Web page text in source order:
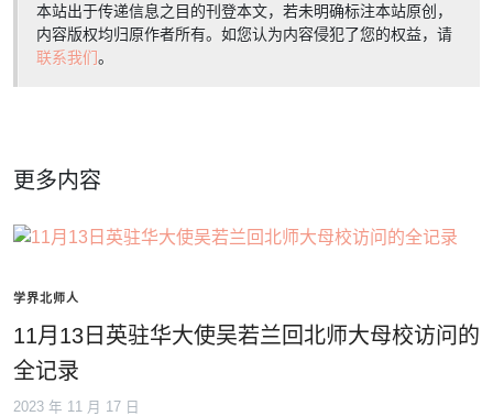
本站出于传递信息之目的刊登本文，若未明确标注本站原创，
内容版权均归原作者所有。如您认为内容侵犯了您的权益，请
联系我们。
更多内容
学界北师人
11月13日英驻华大使吴若兰回北师大母校访问的
全记录
2023 年 11 月 17 日